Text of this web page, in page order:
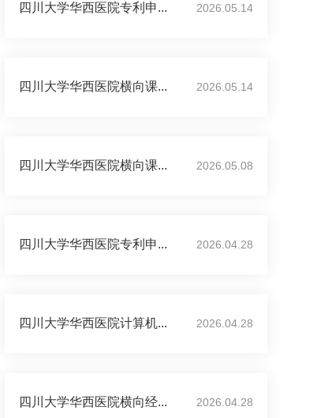
四川大学华西医院专利申... 2026.05.14
四川大学华西医院横向课... 2026.05.14
四川大学华西医院横向课... 2026.05.08
四川大学华西医院专利申... 2026.04.28
四川大学华西医院计算机... 2026.04.28
四川大学华西医院横向经... 2026.04.28